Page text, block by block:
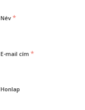
Név *
E-mail cím *
Honlap